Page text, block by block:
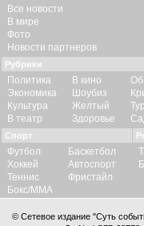
Все новости
В мире
Фото
Новости партнеров
Рубрики
Политика
Экономика
Культура
В театр
В кино
Шоубиз
Желтый
Здоровье
Спорт
Футбол
Хоккей
Теннис
Бокс/ММА
Баскетбол
Автоспорт
Фристайл
© Сетевое издание "Суть